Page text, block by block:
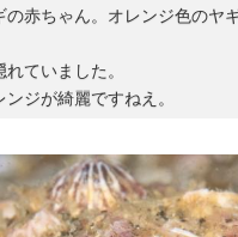
の赤ちゃん。オレンジ色のヤ
ていました。
ジが綺麗ですねえ。